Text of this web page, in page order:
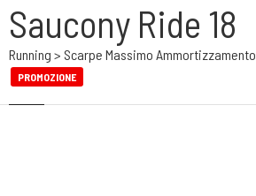
Saucony Ride 18
Running > Scarpe Massimo Ammortizzamento
PROMOZIONE